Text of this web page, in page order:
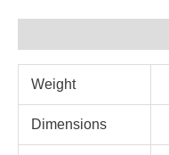
Weight
Dimensions